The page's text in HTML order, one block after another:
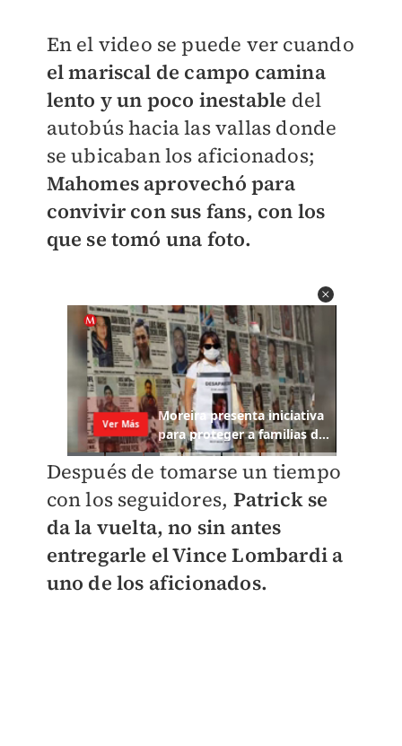
En el video se puede ver cuando
el mariscal de campo camina
lento y un poco inestable del
autobús hacia las vallas donde
se ubicaban los aficionados;
Mahomes aprovechó para
convivir con sus fans, con los
que se tomó una foto.
Después de tomarse un tiempo
con los seguidores, Patrick se
da la vuelta, no sin antes
entregarle el Vince Lombardi a
uno de los aficionados.